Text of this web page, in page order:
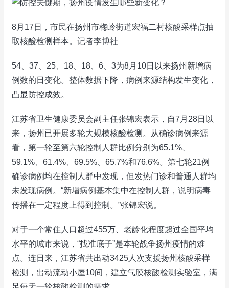
8月17日，市民在扬州市梅岭街道宏福二村核酸采样点抽
取核酸检测样本。记者李博社
54、37、25、18、18、6、3为8月10日以来扬州新增病
例数的日变化。整体数据下降，病例来源结构发生变化，
凸显防控成效。
江苏省卫生健康委员会副主任张锦宏表示，自7月28日以
来，扬州已开展多轮大规模核酸检测。从确诊病例来源
看，第一轮至第六轮控制人群比例分别为65.1%、
59.1%、61.4%、69.5%、65.7%和76.6%。第七轮21例
确诊病例均在控制人群中发现，但发热门诊和普通人群均
未发现病例。“新增病例基本集中在控制人群，说明病毒
传播在一定程度上得到控制。”张锦宏说。
对于一个常住人口超过455万、老龄化程度超过全国平均
水平的城市来说，“找准底子”是本轮战争扬州疫情的难
点。连日来，江苏省共出动3425人次支援扬州核酸采样
检测，出动流动小屋10间，建立气膜核酸检测实验室，满